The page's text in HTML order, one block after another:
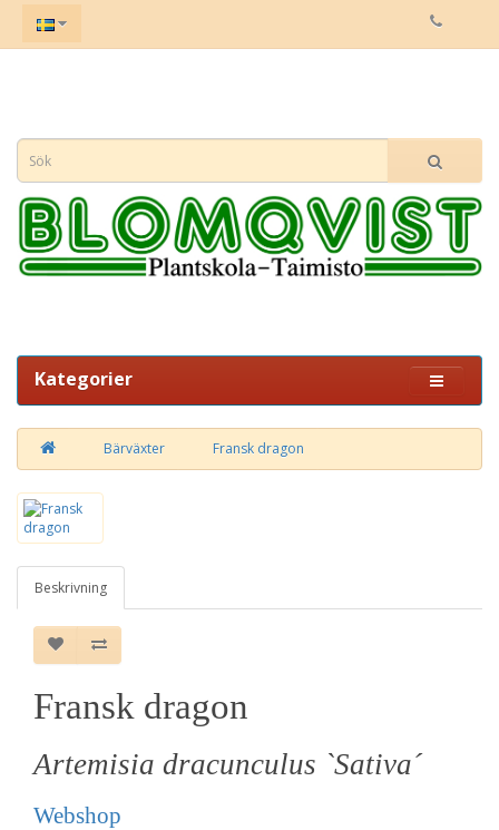
Kategorier
Bärväxter Fransk dragon
Beskrivning
Fransk dragon
Artemisia dracunculus `Sativa´
Webshop